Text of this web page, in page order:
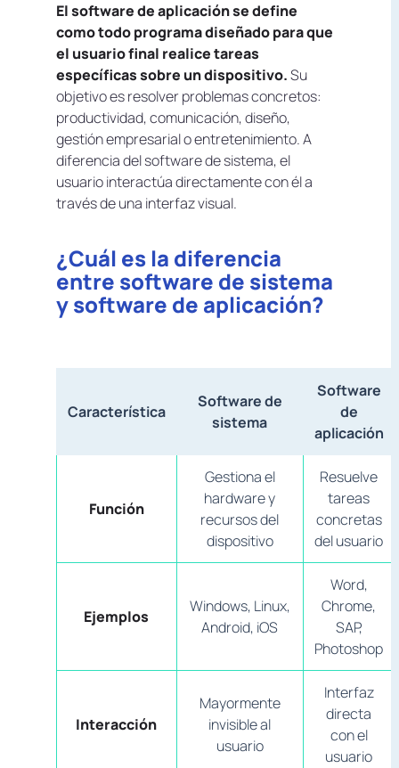
El software de aplicación se define
como todo programa diseñado para que
el usuario final realice tareas
específicas sobre un dispositivo.Su
objetivo es resolver problemas concretos:
productividad, comunicación, diseño,
gestión empresarial o entretenimiento. A
diferencia del software de sistema, el
usuario interactúa directamente con él a
través de una interfaz visual.
¿Cuál es la diferencia
entre software de sistema
y software de aplicación?
Característica
Software de
sistema
Software
de
aplicación
Función
Gestiona el
hardware y
recursos del
dispositivo
Resuelve
tareas
concretas
del usuario
Ejemplos
Windows, Linux,
Android, iOS
Word,
Chrome,
SAP,
Photoshop
Interacción
Mayormente
invisible al
usuario
Interfaz
directa
con el
usuario